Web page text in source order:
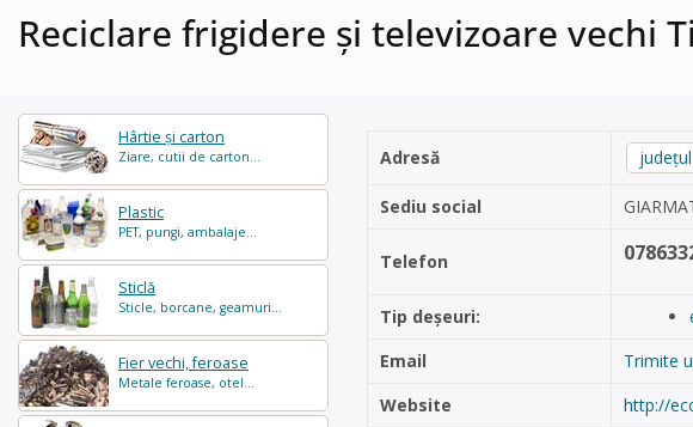
Reciclare frigidere și televizoare vechi
Hârtie și carton
Ziare, cutii de carton...
Plastic
PET, pungi, ambalaje...
Sticlă
Sticle, borcane, geamuri...
Fier vechi, feroase
Metale feroase, otel...
Adresă
Sediu social
Telefon
Tip deșeuri:
Email
Trimite
Website
http://